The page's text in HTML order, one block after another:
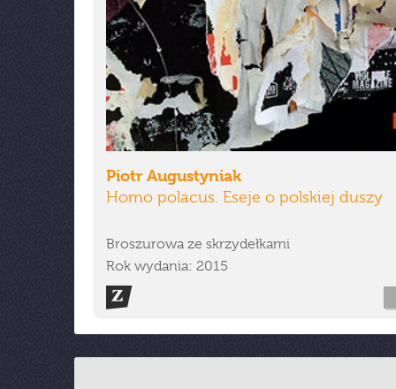
Piotr Augustyniak
Homo polacus. Eseje o polskiej duszy
Broszurowa ze skrzydełkami
Rok wydania: 2015